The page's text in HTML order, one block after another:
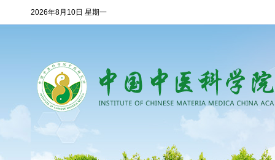
2026年8月10日 星期一